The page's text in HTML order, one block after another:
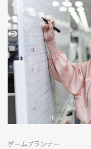
ゲームプランナー